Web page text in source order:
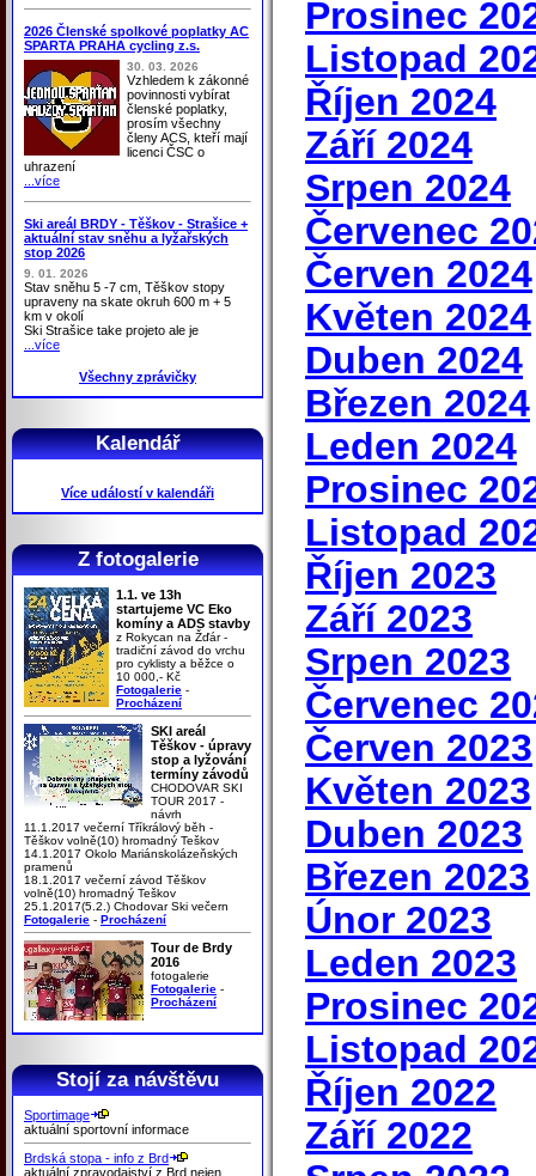
2026 Členské spolkové poplatky AC
SPARTA PRAHA cycling z.s.
30. 03. 2026
Vzhledem k zákonné
povinnosti vybírat
členské poplatky,
prosím všechny
členy ACS, kteří mají
licenci ČSC o
uhrazení
...více
Ski areál BRDY - Těškov - Strašice +
aktuální stav sněhu a lyžařských
stop 2026
9. 01. 2026
Stav sněhu 5 -7 cm, Těškov stopy
upraveny na skate okruh 600 m + 5
km v okolí
Ski Strašice take projeto ale je
...více
Všechny zprávičky
Kalendář
Více událostí v kalendáři
Z fotogalerie
1.1. ve 13h
startujeme VC Eko
komíny a ADS stavby
z Rokycan na Žďár -
tradiční závod do vrchu
pro cyklisty a běžce o
10 000,- Kč
Fotogalerie -
Procházení
SKI areál
Těškov - úpravy
stop a lyžování
termíny závodů
CHODOVAR SKI
TOUR 2017 -
návrh
11.1.2017 večerní Tříkrálový běh -
Těškov volně(10) hromadný Teškov
14.1.2017 Okolo Mariánskolázeňských
pramenů
18.1.2017 večerní závod Těškov
volně(10) hromadný Teškov
25.1.2017(5.2.) Chodovar Ski večern
Fotogalerie - Procházení
Tour de Brdy
2016
fotogalerie
Fotogalerie -
Procházení
Stojí za návštěvu
Sportimage
aktuální sportovní informace
Brdská stopa - info z Brd
aktuální zpravodajství z Brd nejen
Prosinec
Listopad
Říjen 2024
Září 2024
Srpen 2024
Červenec
Červen 2024
Květen 2024
Duben 2024
Březen 2024
Leden 2024
Prosinec
Listopad
Říjen 2023
Září 2023
Srpen 2023
Červenec
Červen 2023
Květen 2023
Duben 2023
Březen 2023
Únor 2023
Leden 2023
Prosinec
Listopad
Říjen 2022
Září 2022